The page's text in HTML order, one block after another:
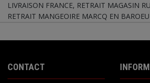
LIVRAISON FRANCE, RETRAIT MAGASIN
RETRAIT MANGEOIRE MARCQ EN
CONTACT